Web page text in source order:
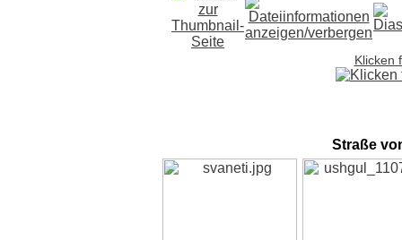
Klicken
Straße